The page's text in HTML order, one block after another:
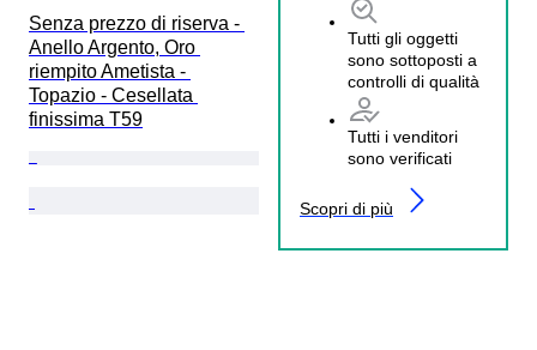
Tutti gli oggetti
sono sottoposti a
controlli di qualità
Tutti i venditori
sono verificati
Scopri di più
Senza prezzo di riserva -
Anello Argento, Oro
riempito Ametista -
Topazio - Cesellata
finissima T59